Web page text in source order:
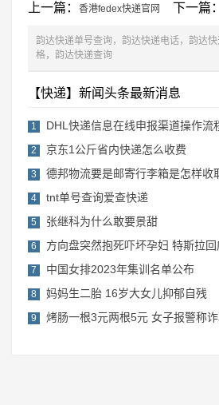
上一篇： 香港fedex快递官网 下一篇：
韵达快递单号查询，韵达快递电话，韵达
格，韵达快递查询
【快递】新闻头条最新消息
1 DHL快递信息在线申报渠道操作流
2 京东1公斤省内快递怎么收费
3 德邦物流要是邮寄行李箱是怎样收
4 tnt单号查询爱查快递
5 张继科为什么敢要景甜
6 方向盘突然抱死吓坏孕妇 特斯拉回
7 中国女排2023年集训名单公布
8 妈妈生二胎 16岁大女儿抑郁自残
9 烤肠一根3元两根5元 女子报警称